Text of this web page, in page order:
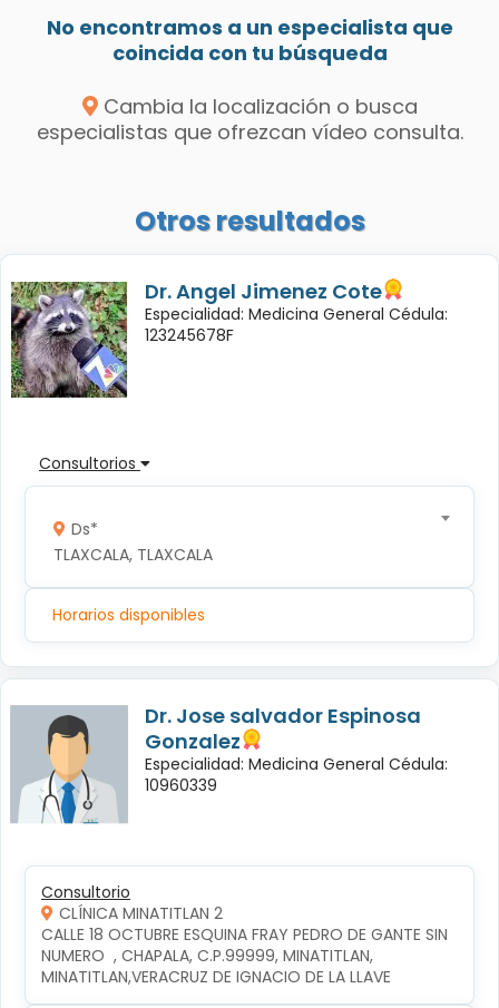
No encontramos a un especialista que
coincida con tu búsqueda
Cambia la localización o busca
especialistas que ofrezcan vídeo consulta.
Otros resultados
Dr. Angel Jimenez Cote
Especialidad: Medicina General Cédula:
123245678F
Consultorios
Ds*
TLAXCALA, TLAXCALA
Horarios disponibles
Dr. Jose salvador Espinosa
Gonzalez
Especialidad: Medicina General Cédula:
10960339
Consultorio
CLÍNICA MINATITLAN 2
CALLE 18 OCTUBRE ESQUINA FRAY PEDRO DE GANTE SIN
NUMERO  , CHAPALA, C.P.99999, MINATITLAN,
MINATITLAN,VERACRUZ DE IGNACIO DE LA LLAVE